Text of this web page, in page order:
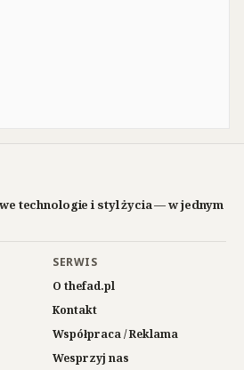
technologie i styl życia — w jednym
SERWIS
O thefad.pl
Kontakt
Współpraca / Reklama
Wesprzyj nas